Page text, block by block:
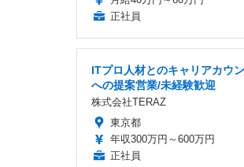
正社員
ITプロ人材とのキャリアカウ
への提案営業/未経験歓迎
株式会社TERAZ
東京都
年収300万円～600万円
正社員